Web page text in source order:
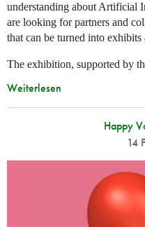
understanding about Artificial
are looking for partners and
that can be turned into
The exhibition, supported by
Weiterlesen
Happy
14